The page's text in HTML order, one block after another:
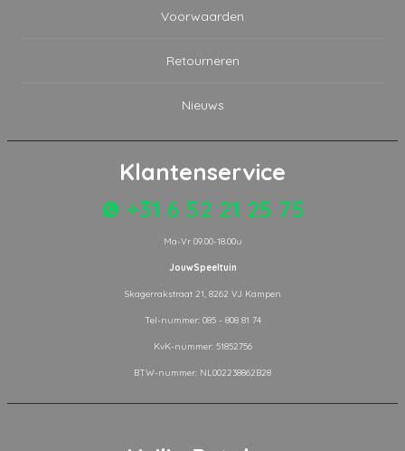
Voorwaarden
Retourneren
Nieuws
Klantenservice
+31 6 52 21 25 75
Ma-Vr 09.00-18.00u
JouwSpeeltuin
Skagerrakstraat 21, 8262 VJ Kampen
Tel-nummer: 085 - 808 81 74
KvK-nummer: 51852756
BTW-nummer: NL002238862B28